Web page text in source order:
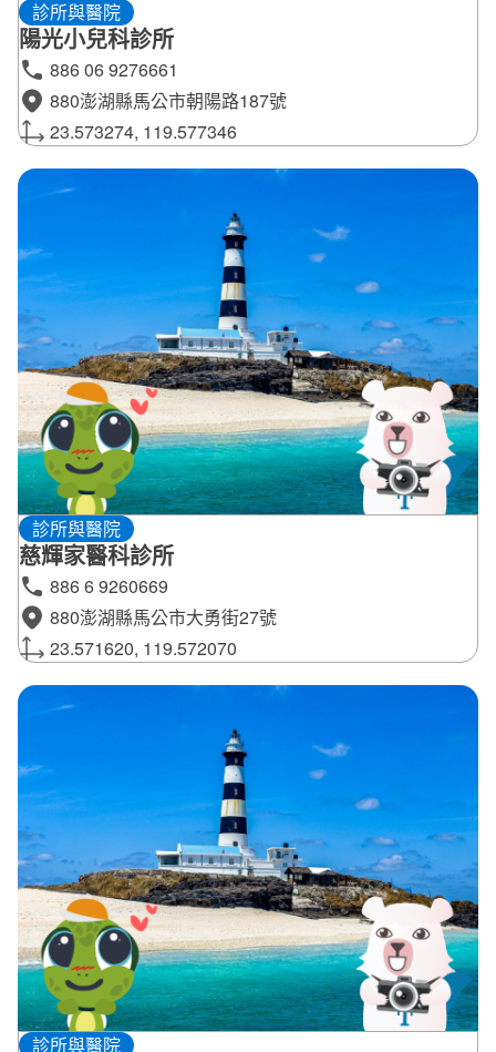
診所與醫院
陽光小兒科診所
886 06 9276661
880澎湖縣馬公市朝陽路187號
23.573274, 119.577346
診所與醫院
慈輝家醫科診所
886 6 9260669
880澎湖縣馬公市大勇街27號
23.571620, 119.572070
診所與醫院